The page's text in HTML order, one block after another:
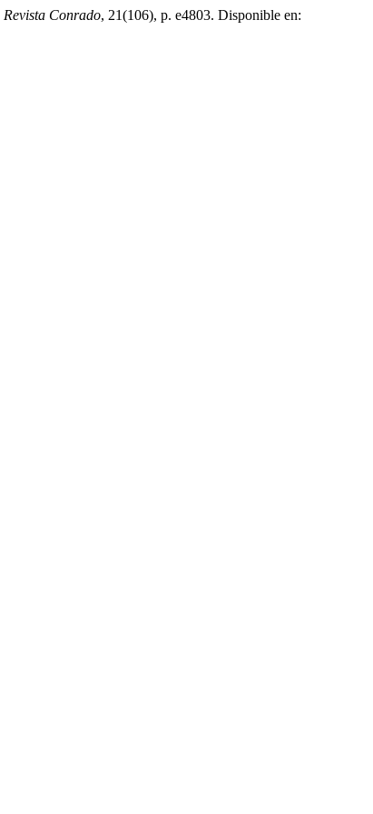
Revista Conrado, 21(106), p. e4803. Disponible en: